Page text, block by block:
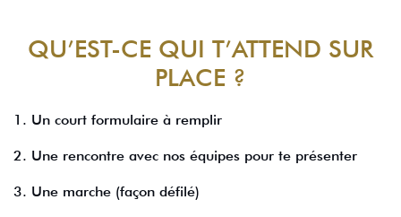
QU’EST-CE QUI T’ATTEND SUR
PLACE ?
1. Un court formulaire à remplir
2. Une rencontre avec nos équipes pour te présenter
3. Une marche (façon défilé)